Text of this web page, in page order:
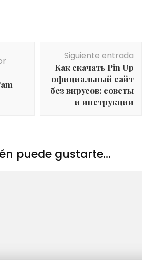
Siguiente entrada
Как скачать Pin Up
официальный сайт
без вирусов: советы
и инструкции
puede gustarte...